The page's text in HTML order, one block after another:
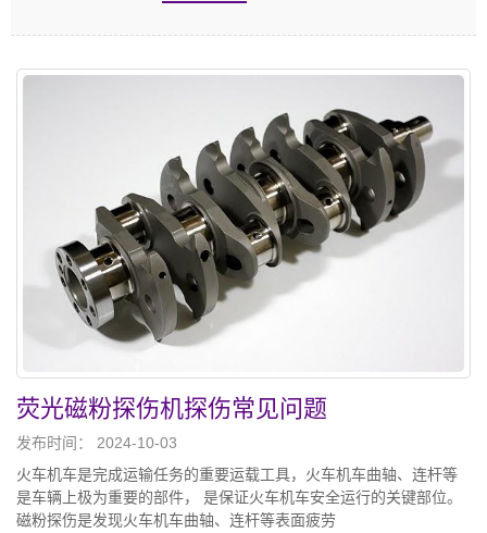
荧光磁粉探伤机探伤常见问题
发布时间： 2024-10-03
火车机车是完成运输任务的重要运载工具，火车机车曲轴、连杆等
是车辆上极为重要的部件， 是保证火车机车安全运行的关键部位。
磁粉探伤是发现火车机车曲轴、连杆等表面疲劳